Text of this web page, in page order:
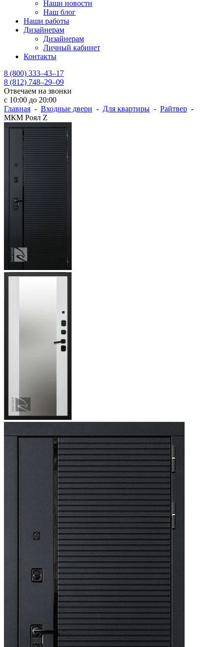
Наши новости
Наш блог
Наши работы
Дизайнерам
Дизайнерам
Личный кабинет
Контакты
8 (800) 333–43–17
8 (812) 748–29–09
Отвечаем на звонки
с 10:00 до 20:00
Главная - Входные двери - Для квартиры - Райтвер -
МКМ Роял Z